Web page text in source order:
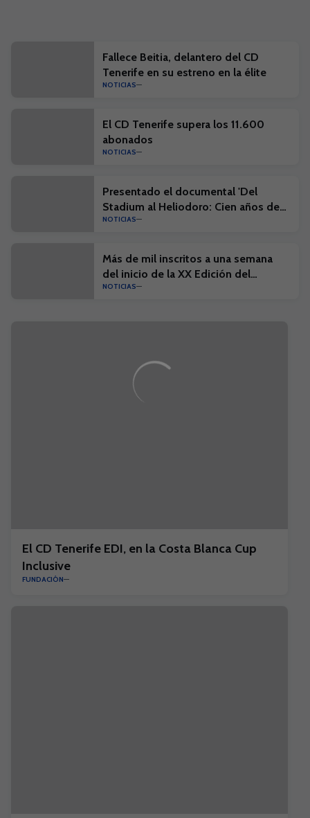
Fallece Beitia, delantero del CD
Tenerife en su estreno en la élite
NOTICIAS
El CD Tenerife supera los 11.600
abonados
NOTICIAS
Presentado el documental 'Del
Stadium al Heliodoro: Cien años de
historia'
NOTICIAS
Más de mil inscritos a una semana
del inicio de la XX Edición del
Campus Suma y el I Campus Suma
NOTICIAS
El CD Tenerife EDI, en la Costa Blanca Cup
Inclusive
FUNDACIÓN